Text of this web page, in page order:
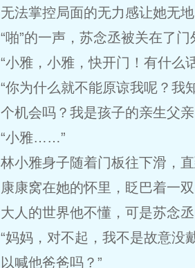
无法掌控局面的无力感让她无
“啪”的一声，苏念丞被关在了门
“小雅，小雅，快开门！有什么
“你为什么就不能原谅我呢？我
个机会吗？我是孩子的亲生父
“小雅……”
林小雅身子随着门板往下滑，
康康窝在她的怀里，眨巴着一双
大人的世界他不懂，可是苏念丞
“妈妈，对不起，我不是故意
以喊他爸爸吗？”